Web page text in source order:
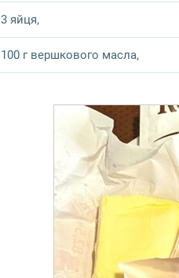
3 яйця,
100 г вершкового масла,